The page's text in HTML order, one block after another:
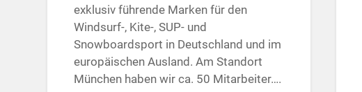
exklusiv führende Marken für den
Windsurf-, Kite-, SUP- und
Snowboardsport in Deutschland und im
europäischen Ausland. Am Standort
München haben wir ca. 50 Mitarbeiter….